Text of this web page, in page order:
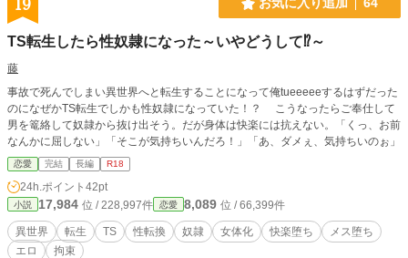
19 お気に入り追加 64
TS転生したら性奴隷になった～いやどうして⁉～
藤
事故で死んでしまい異世界へと転生することになって俺tueeeeeするはずだった
のになぜかTS転生でしかも性奴隷になっていた！？ こうなったらご奉仕して
男を篭絡して奴隷から抜け出そう。だが身体は快楽には抗えない。「くっ、お前
なんかに屈しない」「そこが気持ちいんだろ！」「あ、ダメぇ、気持ちいのぉ」
恋愛 完結 長編 R18
24h.ポイント 42pt
小説 17,984 位 / 228,997件 恋愛 8,089 位 / 66,399件
異世界 転生 TS 性転換 奴隷 女体化 快楽堕ち
メス堕ち
エロ
拘束